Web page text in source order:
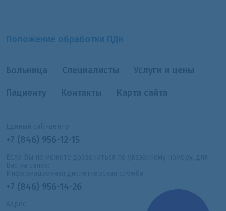
Положение обработки ПДн
Больница Специалисты Услуги и цены
Пациенту Контакты Карта сайта
+7 (846) 956-12-15
+7 (846) 956-14-26